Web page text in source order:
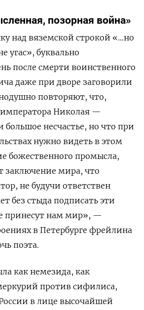
позорная война»
над вяземской строкой «…но
угас», буквально
после смерти воинственного
даже при дворе заговорили
повторяют, что,
Николая —
большое несчастье, но что при
нужно видеть в этом
божественного промысла,
заключение мира, что
не будучи ответствен
без стыда подписать эти
принесут нам мир», —
в Петербурге фрейлина
поэта.
как немезида, как
против сифилиса,
в лице высочайшей